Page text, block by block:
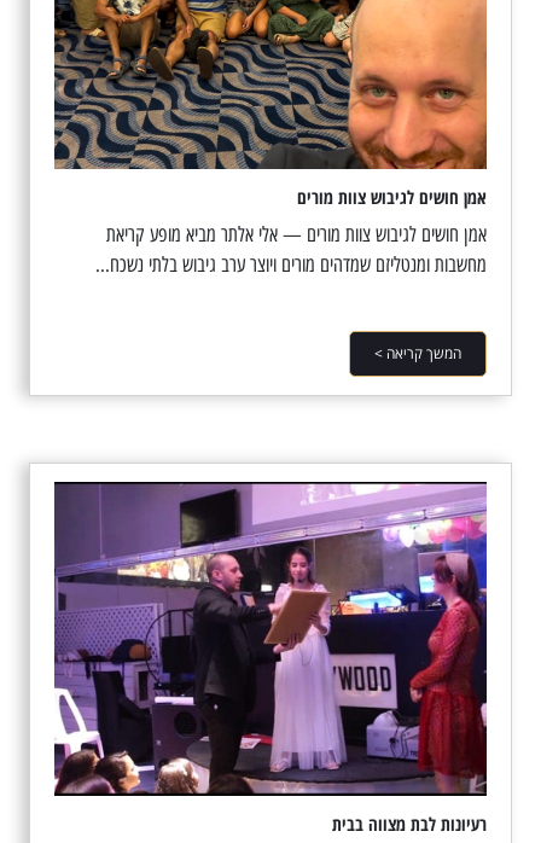
אמן חושים לגיבוש צוות מורים
אמן חושים לגיבוש צוות מורים — אלי אלתר מביא מופע קריאת
מחשבות ומנטליזם שמדהים מורים ויוצר ערב גיבוש בלתי נשכח...
המשך קריאה >
רעיונות לבת מצווה בבית